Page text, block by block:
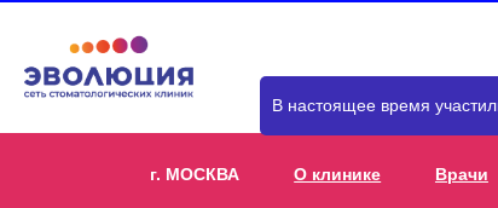
В настоящее время
г. МОСКВА О клинике Врачи